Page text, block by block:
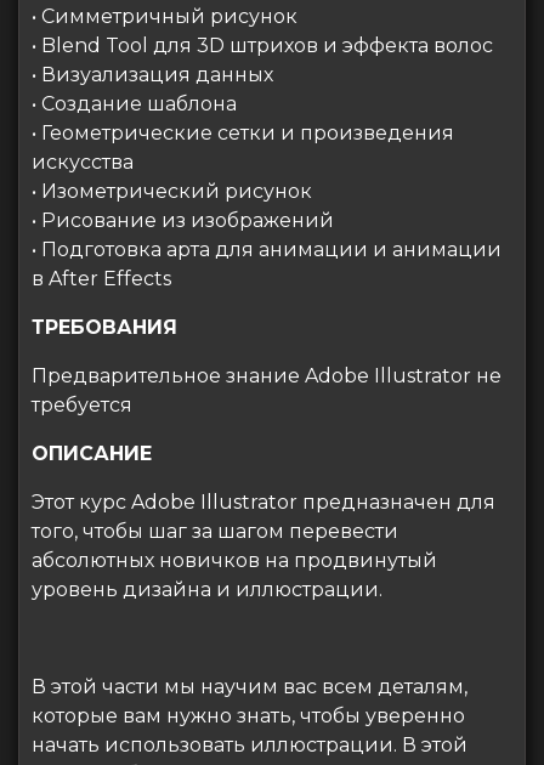
• Симметричный рисунок
• Blend Tool для 3D штрихов и эффекта волос
• Визуализация данных
• Создание шаблона
• Геометрические сетки и произведения
искусства
• Изометрический рисунок
• Рисование из изображений
• Подготовка арта для анимации и анимации
в After Effects
ТРЕБОВАНИЯ
Предварительное знание Adobe Illustrator не
требуется
ОПИСАНИЕ
Этот курс Adobe Illustrator предназначен для
того, чтобы шаг за шагом перевести
абсолютных новичков на продвинутый
уровень дизайна и иллюстрации.
В этой части мы научим вас всем деталям,
которые вам нужно знать, чтобы уверенно
начать использовать иллюстрации. В этой